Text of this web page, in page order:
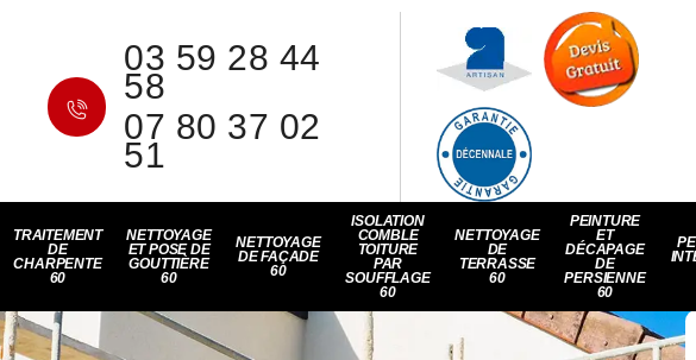
03 59 28 44
58
07 80 37 02
51
TRAITEMENT
DE
CHARPENTE
60
NETTOYAGE
ET POSE DE
GOUTTIÈRE
60
NETTOYAGE
DE FAÇADE
60
ISOLATION
COMBLE
TOITURE
PAR
SOUFFLAGE
60
NETTOYAGE
DE
TERRASSE
60
PEINTURE
ET
DÉCAPAGE
DE
PERSIENNE
60